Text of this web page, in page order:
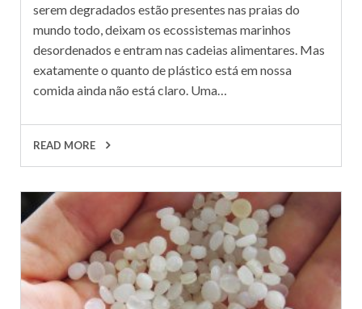
serem degradados estão presentes nas praias do
mundo todo, deixam os ecossistemas marinhos
desordenados e entram nas cadeias alimentares. Mas
exatamente o quanto de plástico está em nossa
comida ainda não está claro. Uma…
READ MORE